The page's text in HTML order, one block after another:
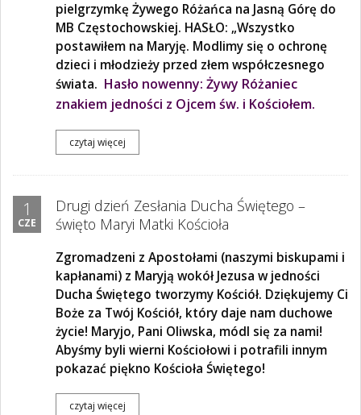
pielgrzymkę Żywego Różańca na Jasną Górę do
MB Częstochowskiej. HASŁO: „Wszystko
postawiłem na Maryję. Modlimy się o ochronę
dzieci i młodzieży przed złem współczesnego
świata. Hasło nowenny: Żywy Różaniec
znakiem jedności z Ojcem św. i Kościołem.
czytaj więcej
1
CZE
Drugi dzień Zesłania Ducha Świętego –
święto Maryi Matki Kościoła
Zgromadzeni z Apostołami (naszymi biskupami i
kapłanami) z Maryją wokół Jezusa w jedności
Ducha Świętego tworzymy Kościół. Dziękujemy Ci
Boże za Twój Kościół, który daje nam duchowe
życie! Maryjo, Pani Oliwska, módl się za nami!
Abyśmy byli wierni Kościołowi i potrafili innym
pokazać piękno Kościoła Świętego!
czytaj więcej